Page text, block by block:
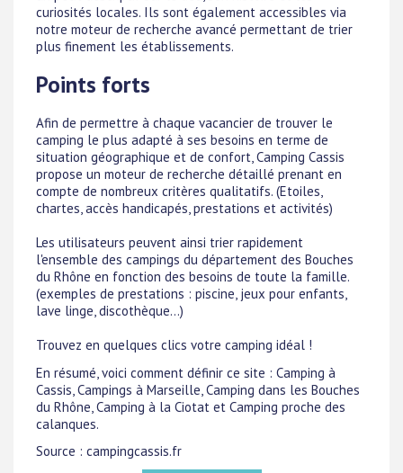
curiosités locales. Ils sont également accessibles via
notre moteur de recherche avancé permettant de trier
plus finement les établissements.
Points forts
Afin de permettre à chaque vacancier de trouver le
camping le plus adapté à ses besoins en terme de
situation géographique et de confort, Camping Cassis
propose un moteur de recherche détaillé prenant en
compte de nombreux critères qualitatifs. (Etoiles,
chartes, accès handicapés, prestations et activités)
Les utilisateurs peuvent ainsi trier rapidement
l'ensemble des campings du département des Bouches
du Rhône en fonction des besoins de toute la famille.
(exemples de prestations : piscine, jeux pour enfants,
lave linge, discothèque...)
Trouvez en quelques clics votre camping idéal !
En résumé, voici comment définir ce site : Camping à
Cassis, Campings à Marseille, Camping dans les Bouches
du Rhône, Camping à la Ciotat et Camping proche des
calanques.
Source : campingcassis.fr